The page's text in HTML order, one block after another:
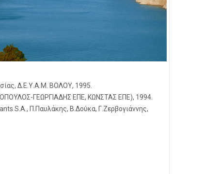
Δ.Ε.Υ.Α.Μ. ΒΟΛΟΥ, 1995.
ΓΕΩΡΓΙΑΔΗΣ ΕΠΕ, ΚΩΝΣΤΑΣ ΕΠΕ), 1994.
S.A., Π.Παυλάκης, Β.Δούκα, Γ.Ζερβογιάννης,